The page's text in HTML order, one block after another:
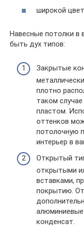
широкой
Навесные потолки в
быть дух типов:
Закрытые
плотно
таком
пластом.
оттенков
потолочную
интерьер в
Открытый
открытыми
вставками,
покрытию.
алюминиевые
конденсат.